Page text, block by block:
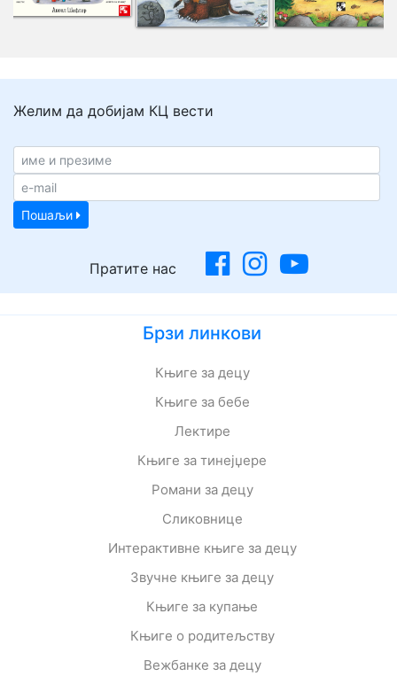
Желим да добијам КЦ вести
Пошаљи
Пратите нас
Брзи линкови
Књиге за децу
Књиге за бебе
Лектире
Књиге за тинејџере
Романи за децу
Сликовнице
Интерактивне књиге за децу
Звучне књиге за децу
Књиге за купање
Књиге о родитељству
Вежбанке за децу